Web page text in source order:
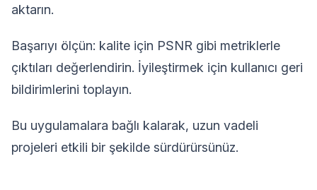
aktarın.
Başarıyı ölçün: kalite için PSNR gibi metriklerle
çıktıları değerlendirin. İyileştirmek için kullanıcı geri
bildirimlerini toplayın.
Bu uygulamalara bağlı kalarak, uzun vadeli
projeleri etkili bir şekilde sürdürürsünüz.